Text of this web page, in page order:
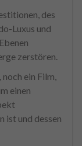
des
Luxus und
zerstören.
noch ein Film,
einen
ist und dessen